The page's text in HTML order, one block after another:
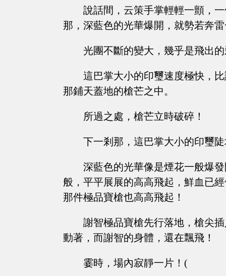
說話間，云策手掌輕輕一顫，
那，深藍色的光華爆開，就勢若奔
光團不斷的變大，幾乎是飛出
這巴掌大小的印璽速度極快，
那鋪天蓋地的槍芒之中。
所過之處，槍芒立時破碎！
下一剎那，這巴掌大小的印璽
深藍色的光華像是煙花一般爆
般，平平展展的高高飛起，鮮血已
那件極品寶槍也高高飛起！
謝智極品寶槍先行落地，槍尖
動著，而謝智的身體，還在飄飛！
霎時，場內寂靜一片！(